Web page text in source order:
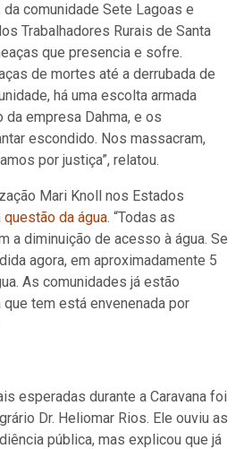
da comunidade Sete Lagoas e
Trabalhadores Rurais de Santa
que presencia e sofre.
de mortes até a derrubada de
há uma escolta armada
da empresa Dahma, e os
escondido. Nos massacram,
por justiça”, relatou.
Mari Knoll nos Estados
questão da água. “Todas as
a diminuição de acesso à água. Se
agora, em aproximadamente 5
As comunidades já estão
que tem está envenenada por
esperadas durante a Caravana foi
Dr. Heliomar Rios. Ele ouviu as
pública, mas explicou que já